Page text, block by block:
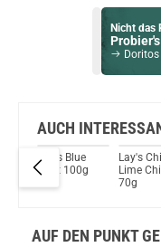
Nicht das
Du willst
Schau
Asvape
AUCH
Takis Blue
Heat 100g
Lay's
Lime
70g
AUF DEN PUNKT